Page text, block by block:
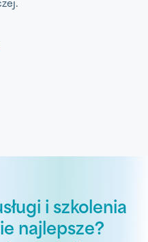
i szkolenia
najlepsze?